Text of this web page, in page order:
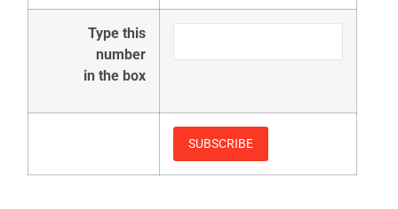
Type this
number
in the box